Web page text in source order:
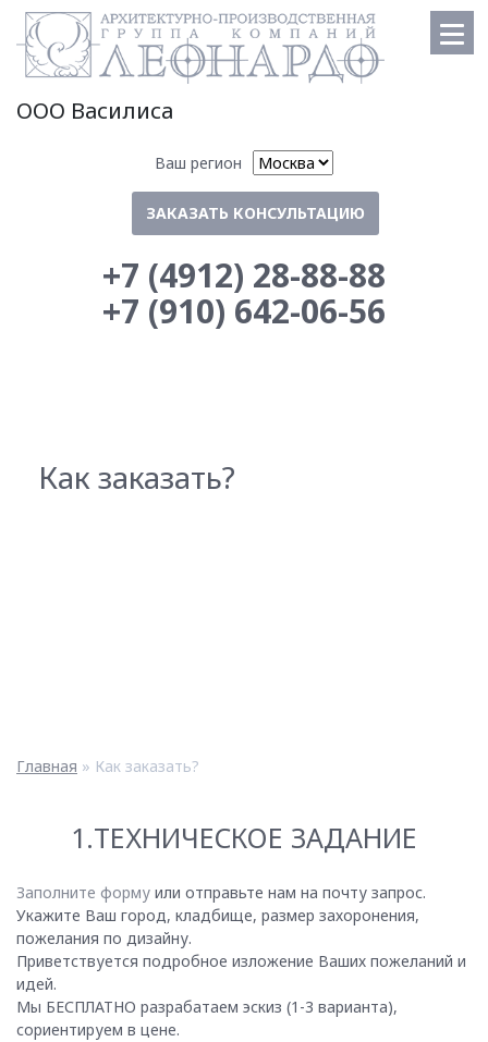
ООО Василиса
Ваш регион
ЗАКАЗАТЬ КОНСУЛЬТАЦИЮ
+7 (4912) 28-88-88
+7 (910) 642-06-56
Как заказать?
Главная » Как заказать?
1.ТЕХНИЧЕСКОЕ ЗАДАНИЕ
Заполните форму или отправьте нам на почту запрос.
Укажите Ваш город, кладбище, размер захоронения,
пожелания по дизайну.
Приветствуется подробное изложение Ваших пожеланий и
идей.
Мы БЕСПЛАТНО разрабатаем эскиз (1-3 варианта),
сориентируем в цене.